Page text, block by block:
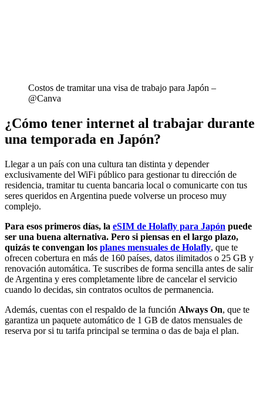
Costos de tramitar una visa de trabajo para Japón –
@Canva
¿Cómo tener internet al trabajar durante
una temporada en Japón?
Llegar a un país con una cultura tan distinta y depender
exclusivamente del WiFi público para gestionar tu dirección de
residencia, tramitar tu cuenta bancaria local o comunicarte con tus
seres queridos en Argentina puede volverse un proceso muy
complejo.
Para esos primeros días, la eSIM de Holafly para Japón puede
ser una buena alternativa. Pero si piensas en el largo plazo,
quizás te convengan los planes mensuales de Holafly, que te
ofrecen cobertura en más de 160 países, datos ilimitados o 25 GB y
renovación automática. Te suscribes de forma sencilla antes de salir
de Argentina y eres completamente libre de cancelar el servicio
cuando lo decidas, sin contratos ocultos de permanencia.
Además, cuentas con el respaldo de la función Always On, que te
garantiza un paquete automático de 1 GB de datos mensuales de
reserva por si tu tarifa principal se termina o das de baja el plan.